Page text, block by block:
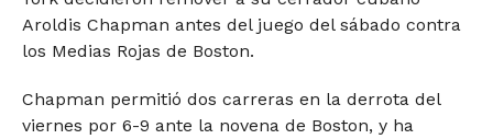
Aroldis Chapman antes del juego del sábado contra
los Medias Rojas de Boston.
Chapman permitió dos carreras en la derrota del
viernes por 6-9 ante la novena de Boston, y ha